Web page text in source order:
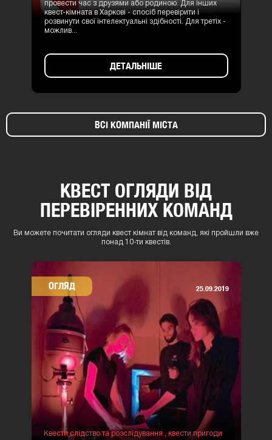
провести час з друзями або родиною. Для інших
квест-кімната в Харкові - спосіб перевірити і
розвинути свої інтелектуальні здібності. Для третіх -
можлив...
ДЕТАЛЬНІШЕ
ВСІ КОМПАНІЇ МІСТА
КВЕСТ ОГЛЯДИ ВІД
ПЕРЕВІРЕННИХ КОМАНД
Ви можете почитати огляди квест кімнат від команд, які пройшли вже
понад 10-ти квестів.
ОГЛЯД 25.09.2019
Квести слідство та розслідування , квести пригоди